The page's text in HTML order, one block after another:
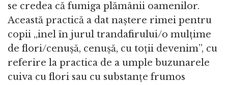
se credea că fumiga plămânii oamenilor.
Această practică a dat naștere rimei pentru
copii „inel în jurul trandafirului/o mulțime
de flori/cenușă, cenușă, cu toții devenim”, cu
referire la practica de a umple buzunarele
cuiva cu flori sau cu substanțe frumos